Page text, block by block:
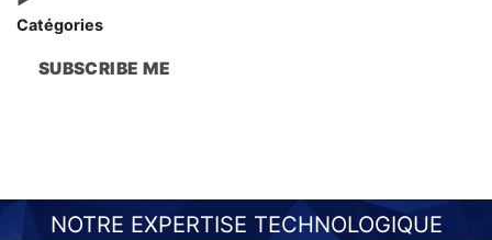
Catégories
SUBSCRIBE ME
NOTRE EXPERTISE TECHNOLOGIQUE